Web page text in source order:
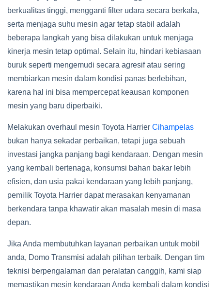
berkualitas tinggi, mengganti filter udara secara berkala,
serta menjaga suhu mesin agar tetap stabil adalah
beberapa langkah yang bisa dilakukan untuk menjaga
kinerja mesin tetap optimal. Selain itu, hindari kebiasaan
buruk seperti mengemudi secara agresif atau sering
membiarkan mesin dalam kondisi panas berlebihan,
karena hal ini bisa mempercepat keausan komponen
mesin yang baru diperbaiki.
Melakukan overhaul mesin Toyota Harrier Cihampelas
bukan hanya sekadar perbaikan, tetapi juga sebuah
investasi jangka panjang bagi kendaraan. Dengan mesin
yang kembali bertenaga, konsumsi bahan bakar lebih
efisien, dan usia pakai kendaraan yang lebih panjang,
pemilik Toyota Harrier dapat merasakan kenyamanan
berkendara tanpa khawatir akan masalah mesin di masa
depan.
Jika Anda membutuhkan layanan perbaikan untuk mobil
anda, Domo Transmisi adalah pilihan terbaik. Dengan tim
teknisi berpengalaman dan peralatan canggih, kami siap
memastikan mesin kendaraan Anda kembali dalam kondisi